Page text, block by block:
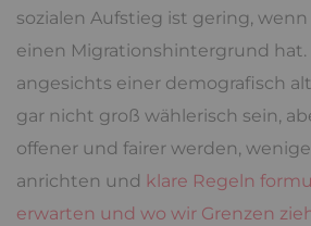
sozialen Aufstieg ist gering,
einen Migrationshintergrund hat.
angesichts einer demografisch
gar nicht groß wählerisch sein,
offener und fairer werden,
anrichten und klare Regeln
erwarten und wo wir Grenzen